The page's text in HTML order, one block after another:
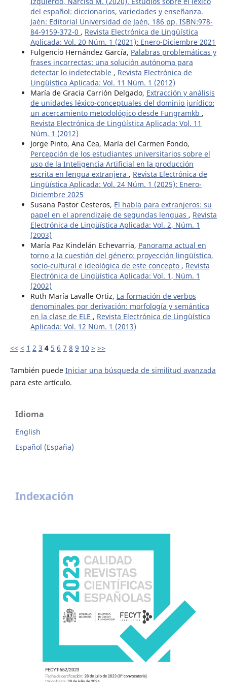
del español: diccionarios, variedades y enseñanza.
Jaén: Editorial Universidad de Jaén, 186 pp. ISBN:978-
84-9159-372-0 , Revista Electrónica de Lingüística
Aplicada: Vol. 20 Núm. 1 (2021): Enero-Diciembre 2021
Fulgencio Hernández García, Palabras problemáticas y
frases incorrectas: una solución autónoma para
detectar lo indetectable , Revista Electrónica de
Lingüística Aplicada: Vol. 11 Núm. 1 (2012)
María de Gracia Carrión Delgado, Extracción y análisis
de unidades léxico-conceptuales del dominio jurídico:
un acercamiento metodológico desde Fungramkb ,
Revista Electrónica de Lingüística Aplicada: Vol. 11
Núm. 1 (2012)
Jorge Pinto, Ana Cea, María del Carmen Fondo,
Percepción de los estudiantes universitarios sobre el
uso de la Inteligencia Artificial en la producción
escrita en lengua extranjera , Revista Electrónica de
Lingüística Aplicada: Vol. 24 Núm. 1 (2025): Enero-
Diciembre 2025
Susana Pastor Cesteros, El habla para extranjeros: su
papel en el aprendizaje de segundas lenguas , Revista
Electrónica de Lingüística Aplicada: Vol. 2, Núm. 1
(2003)
María Paz Kindelán Echevarria, Panorama actual en
torno a la cuestión del género: proyección lingüística,
socio-cultural e ideológica de este concepto , Revista
Electrónica de Lingüística Aplicada: Vol. 1, Núm. 1
(2002)
Ruth María Lavalle Ortiz, La formación de verbos
denominales por derivación: morfología y semántica
en la clase de ELE , Revista Electrónica de Lingüística
Aplicada: Vol. 12 Núm. 1 (2013)
<< < 1 2 3 4 5 6 7 8 9 10 > >>
También puede Iniciar una búsqueda de similitud avanzada
para este artículo.
Idioma
English
Español (España)
Indexación